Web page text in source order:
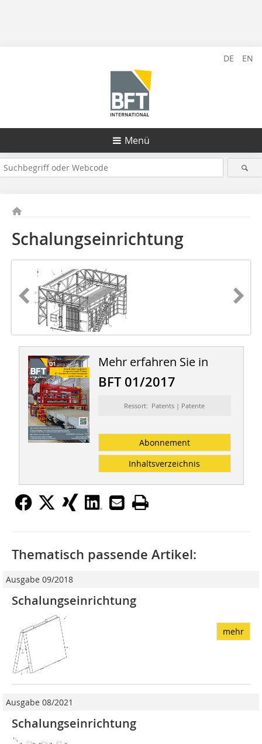
DE EN
Menü
Schalungseinrichtung
Mehr erfahren Sie in
BFT 01/2017
Ressort: Patents | Patente
Abonnement
Inhaltsverzeichnis
Thematisch passende Artikel:
Ausgabe 09/2018
Schalungseinrichtung
mehr
Ausgabe 08/2021
Schalungseinrichtung